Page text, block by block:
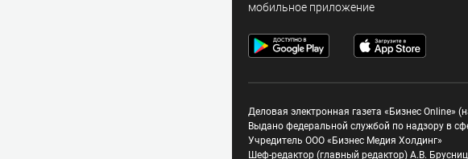
мобильное приложение
Деловая электронная газета «Бизнес
Выдано федеральной службой по надзору в
Учредитель ООО «Бизнес Медия Холдинг»
Шеф-редактор (главный редактор) А.В.